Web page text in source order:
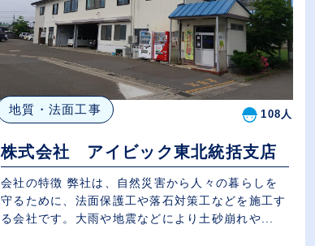
地質・法面工事 108人
株式会社 アイビック東北統括支店
会社の特徴 弊社は、自然災害から人々の暮らしを
守るために、法面保護工や落石対策工などを施工す
る会社です。大雨や地震などにより土砂崩れや...